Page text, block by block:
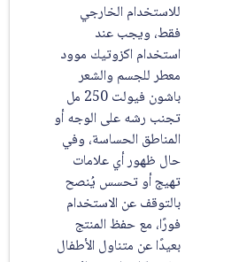
للاستخدام الخارجي
فقط، ويجب عند
استخدام اكزوتيك موود
معطر للجسم والشعر
باشون فيولت 250 مل
تجنب رشه على الوجه أو
المناطق الحساسة، وفي
حال ظهور أي علامات
تهيج أو تحسس يُنصح
بالتوقف عن الاستخدام
فورًا، مع حفظ المنتج
بعيدًا عن متناول الأطفال